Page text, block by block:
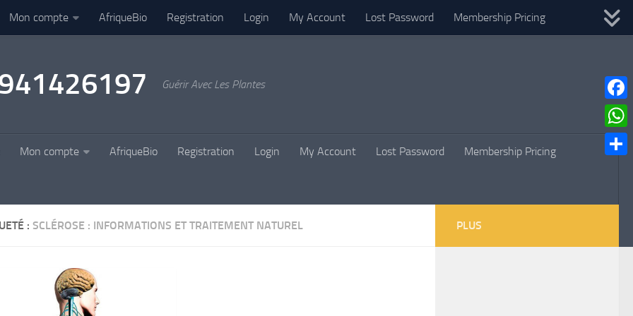
Mon compte AfriqueBio Registration Login My Account Lost Password Membership Pricing
Guérir Avec Les Plantes
Mon compte AfriqueBio Registration Login My Account Lost Password Membership Pricing
: SCLÉROSE : INFORMATIONS ET TRAITEMENT NATUREL PLUS